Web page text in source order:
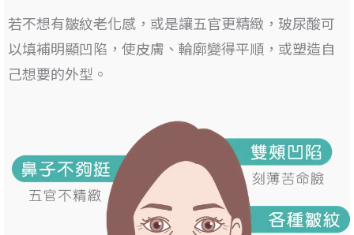
若不想有皺紋老化感，或是讓五官更精緻， 玻尿酸可
以填補明顯凹陷 ，使皮膚、輪廓變得平順，或塑造自
己想要的外型。